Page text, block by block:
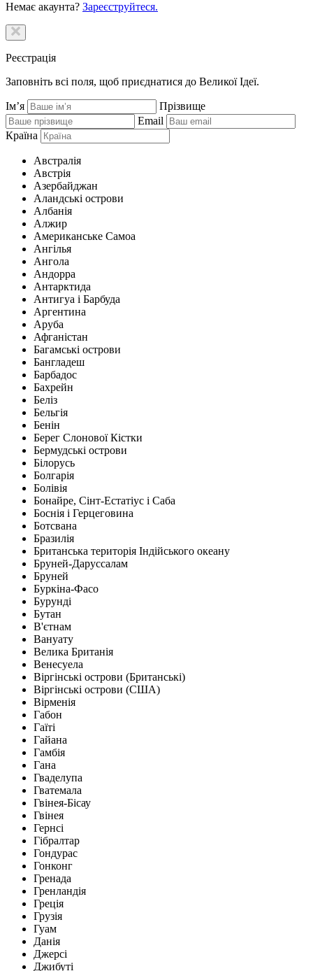
Немає акаунта? Зареєструйтеся.
Реєстрація
Заповніть всі поля, щоб приєднатися до Великої Ідеї.
Ім’я
Прізвище
Email
Країна
Австралія
Австрія
Азербайджан
Аландські острови
Албанія
Алжир
Американське Самоа
Ангілья
Ангола
Андорра
Антарктида
Антигуа і Барбуда
Аргентина
Аруба
Афганістан
Багамські острови
Бангладеш
Барбадос
Бахрейн
Беліз
Бельгія
Бенін
Берег Слонової Кістки
Бермудські острови
Білорусь
Болгарія
Болівія
Бонайре, Сінт-Естатіус і Саба
Боснія і Герцеговина
Ботсвана
Бразилія
Британська територія Індійського океану
Бруней-Даруссалам
Бруней
Буркіна-Фасо
Бурунді
Бутан
В'єтнам
Вануату
Велика Британія
Венесуела
Віргінські острови (Британські)
Віргінські острови (США)
Вірменія
Габон
Гаїті
Гайана
Гамбія
Гана
Гваделупа
Гватемала
Гвінея-Бісау
Гвінея
Гернсі
Гібралтар
Гондурас
Гонконг
Гренада
Гренландія
Греція
Грузія
Гуам
Данія
Джерсі
Джибуті